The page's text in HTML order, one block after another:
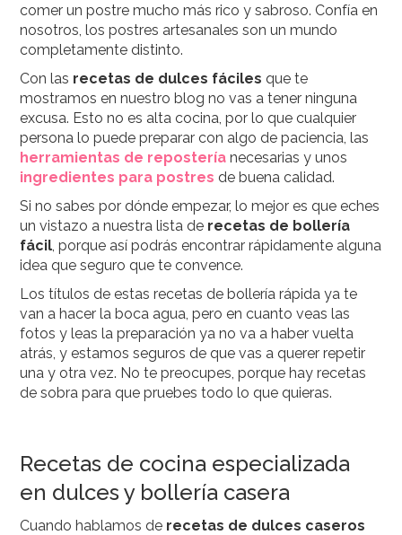
comer un postre mucho más rico y sabroso. Confía en
nosotros, los postres artesanales son un mundo
completamente distinto.
Con las recetas de dulces fáciles que te
mostramos en nuestro blog no vas a tener ninguna
excusa. Esto no es alta cocina, por lo que cualquier
persona lo puede preparar con algo de paciencia, las
herramientas de repostería necesarias y unos
ingredientes para postres de buena calidad.
Si no sabes por dónde empezar, lo mejor es que eches
un vistazo a nuestra lista de recetas de bollería
fácil , porque así podrás encontrar rápidamente alguna
idea que seguro que te convence.
Los títulos de estas recetas de bollería rápida ya te
van a hacer la boca agua, pero en cuanto veas las
fotos y leas la preparación ya no va a haber vuelta
atrás, y estamos seguros de que vas a querer repetir
una y otra vez. No te preocupes, porque hay recetas
de sobra para que pruebes todo lo que quieras.
Recetas de cocina especializada
en dulces y bollería casera
Cuando hablamos de recetas de dulces caseros